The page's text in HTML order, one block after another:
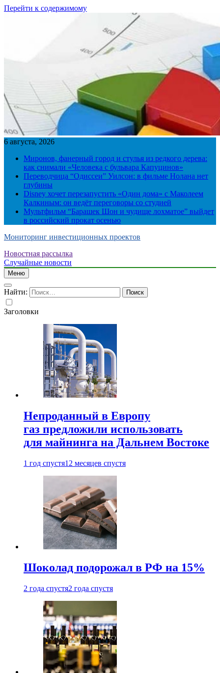
Перейти к содержимому
6 августа, 2026
Миронов, фанерный город и стулья из редкого дерева:
как снимали «Человека с бульвара Капуцинов»
Переводчица “Одиссеи” Уилсон: в фильме Нолана нет
глубины
Disney хочет перезапустить «Один дома» с Маколеем
Калкиным: он ведёт переговоры со студией
Мультфильм “Барашек Шон и чудище лохматое” выйдет
в российский прокат осенью
Мониторинг инвестиционных проектов
Новостная рассылка
Случайные новости
Меню
Найти:
Заголовки
Непроданный в Европу
газ предложили использовать
для майнинга на Дальнем Востоке
1 год спустя12 месяцев спустя
Шоколад подорожал в РФ на 15%
2 года спустя2 года спустя